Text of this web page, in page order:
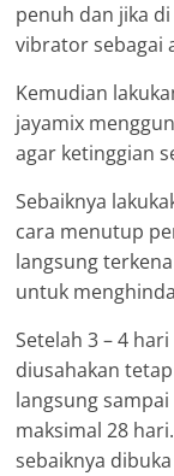
penuh dan jika
vibrator sebagai
Kemudian
jayamix
agar ketinggian
Sebaiknya
cara menutup
langsung
untuk
Setelah 3 – 4
diusahakan
langsung
maksimal 28
sebaiknya